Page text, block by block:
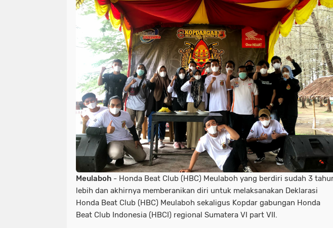
Meulaboh - Honda Beat Club (HBC) Meulaboh yang berdiri sudah 3
lebih dan akhirnya memberanikan diri untuk melaksanakan Deklarasi
Honda Beat Club (HBC) Meulaboh sekaligus Kopdar gabungan Honda
Beat Club Indonesia (HBCI) regional Sumatera VI part VII.